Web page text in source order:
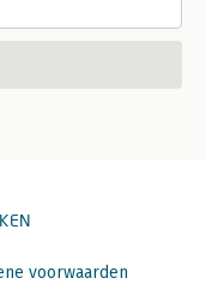
voorwaarden